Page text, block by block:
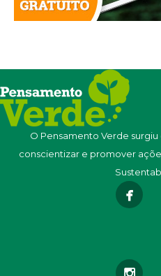
O Pensamento Verde surgiu
conscientizar e promover